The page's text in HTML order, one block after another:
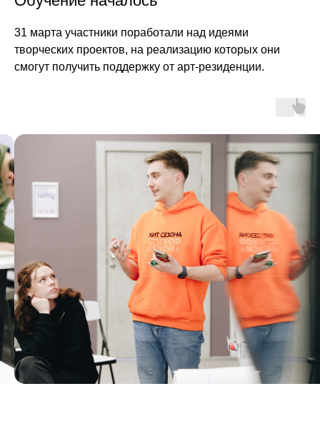
31 марта участники поработали над идеями
творческих проектов, на реализацию которых они
смогут получить поддержку от арт-резиденции.